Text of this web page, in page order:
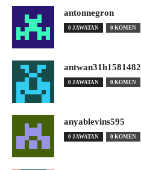
antonnegron
0 JAWATAN 0 KOMEN
antwan31h1581482
0 JAWATAN 0 KOMEN
anyablevins595
0 JAWATAN 0 KOMEN